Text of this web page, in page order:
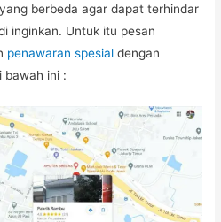
berbeda agar dapat terhindar
inginkan. Untuk itu pesan
penawaran spesial dengan
bawah ini :